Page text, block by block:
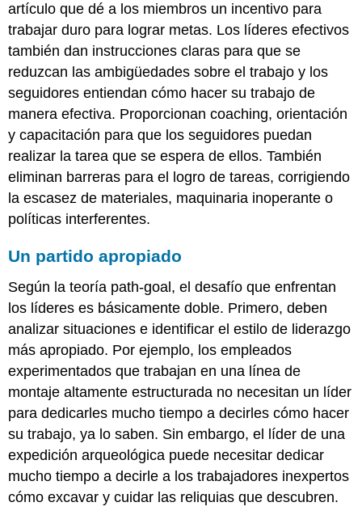
artículo que dé a los miembros un incentivo para
trabajar duro para lograr metas. Los líderes efectivos
también dan instrucciones claras para que se
reduzcan las ambigüedades sobre el trabajo y los
seguidores entiendan cómo hacer su trabajo de
manera efectiva. Proporcionan coaching, orientación
y capacitación para que los seguidores puedan
realizar la tarea que se espera de ellos. También
eliminan barreras para el logro de tareas, corrigiendo
la escasez de materiales, maquinaria inoperante o
políticas interferentes.
Un partido apropiado
Según la teoría path-goal, el desafío que enfrentan
los líderes es básicamente doble. Primero, deben
analizar situaciones e identificar el estilo de liderazgo
más apropiado. Por ejemplo, los empleados
experimentados que trabajan en una línea de
montaje altamente estructurada no necesitan un líder
para dedicarles mucho tiempo a decirles cómo hacer
su trabajo, ya lo saben. Sin embargo, el líder de una
expedición arqueológica puede necesitar dedicar
mucho tiempo a decirle a los trabajadores inexpertos
cómo excavar y cuidar las reliquias que descubren.